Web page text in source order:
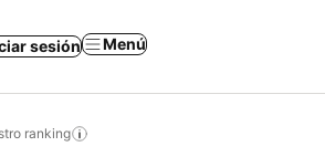
sesión Menú
ranking